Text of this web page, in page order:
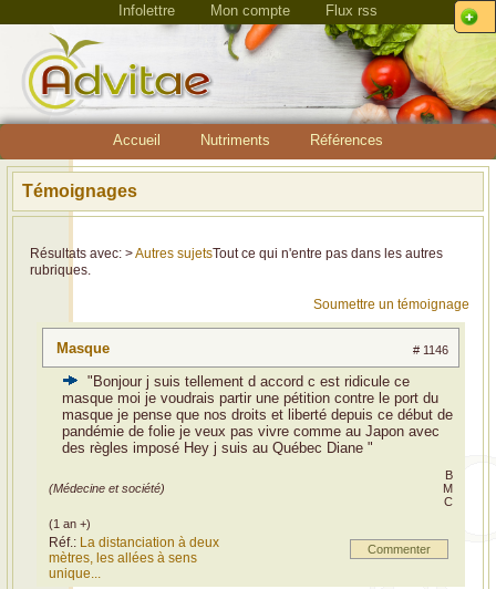
Infolettre Mon compte Flux rss
Accueil Nutriments Références
Témoignages
Résultats avec: >Autres sujetsTout ce qui n'entre pas dans les autres
rubriques.
Soumettre un témoignage
Masque # 1146
"Bonjour j suis tellement d accord c est ridicule ce
masque moi je voudrais partir une pétition contre le port du
masque je pense que nos droits et liberté depuis ce début de
pandémie de folie je veux pas vivre comme au Japon avec
des règles imposé Hey j suis au Québec Diane "
(Médecine et société)
B
M
C
(1 an +)
Réf.: La distanciation à deux
mètres, les allées à sens
unique...
Commenter